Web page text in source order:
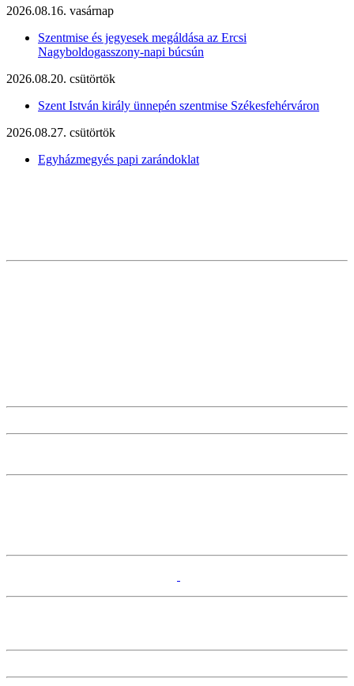
2026.08.16. vasárnap
Szentmise és jegyesek megáldása az Ercsi
Nagyboldogasszony-napi búcsún
2026.08.20. csütörtök
Szent István király ünnepén szentmise Székesfehérváron
2026.08.27. csütörtök
Egyházmegyés papi zarándoklat